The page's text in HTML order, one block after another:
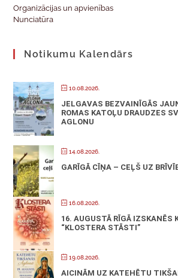
Organizācijas un apvienības
Nunciatūra
Notikumu Kalendārs
10.08.2026.
JELGAVAS BEZVAINĪGĀS
ROMAS KATOĻU DRAUDZES
AGLONU
14.08.2026.
GARĪGĀ CĪŅA – CEĻŠ UZ
16.08.2026.
16. AUGUSTĀ RĪGĀ IZSKANĒS
“KLOSTERA STĀSTI”
19.08.2026.
AICINĀM UZ KATEHĒTU